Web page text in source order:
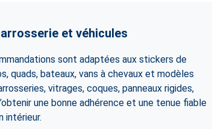
et véhicules
sont adaptées aux stickers de
quads, bateaux, vans à chevaux et modèles
vitrages, coques, panneaux rigides,
une bonne adhérence et une tenue fiable
intérieur.